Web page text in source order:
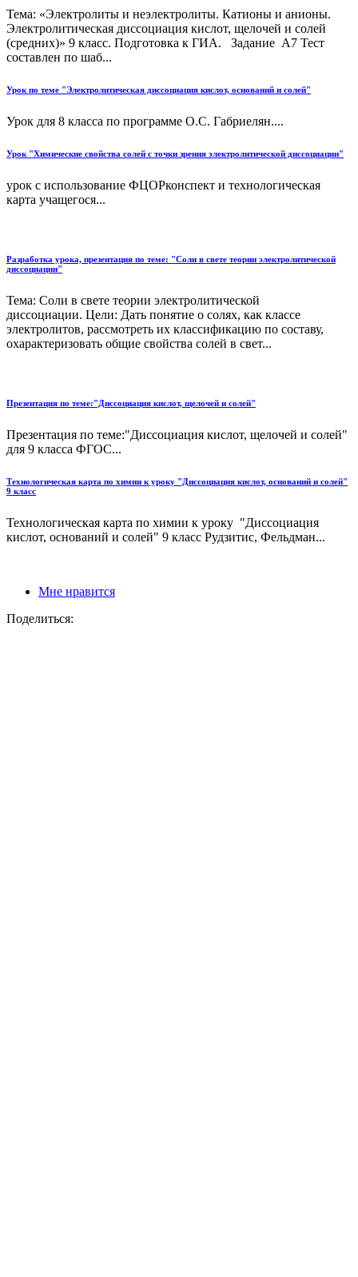
Тема: «Электролиты и неэлектролиты. Катионы и анионы.
Электролитическая диссоциация кислот, щелочей и солей
(средних)» 9 класс. Подготовка к ГИА. Задание А7 Тест
составлен по шаб...
Урок по теме "Электролитическая диссоциация кислот, оснований и солей"
Урок для 8 класса по программе О.С. Габриелян....
Урок "Химические свойства солей с точки зрения электролитической диссоциации"
урок с использование ФЦОРконспект и технологическая
карта учащегося...
Разработка урока, презентация по теме: "Соли в свете теории электролитической
диссоциации"
Тема: Соли в свете теории электролитической
диссоциации. Цели: Дать понятие о солях, как классе
электролитов, рассмотреть их классификацию по составу,
охарактеризовать общие свойства солей в свет...
Презентация по теме:"Диссоциация кислот, щелочей и солей"
Презентация по теме:"Диссоциация кислот, щелочей и солей"
для 9 класса ФГОС...
Технологическая карта по химии к уроку "Диссоциация кислот, оснований и солей"
9 класс
Технологическая карта по химии к уроку "Диссоциация
кислот, оснований и солей" 9 класс Рудзитис, Фельдман...
Мне нравится
Поделиться: